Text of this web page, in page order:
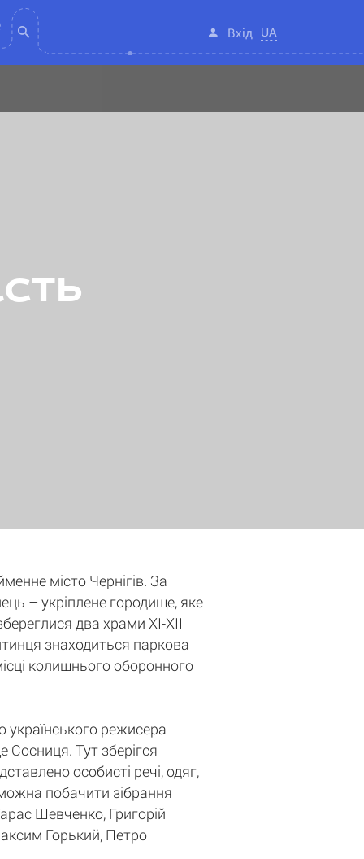
Вхід UA
місто Чернігів. За
– укріплене городище, яке
два храми XI-XII
знаходиться паркова
колишнього оборонного
українського режисера
Тут зберігся
особисті речі, одяг,
побачити зібрання
Шевченко, Григорій
Горький, Петро